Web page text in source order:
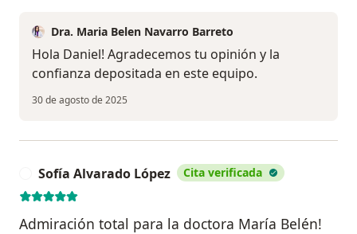
Dra. Maria Belen Navarro Barreto
Hola Daniel! Agradecemos tu opinión y la
confianza depositada en este equipo.
30 de agosto de 2025
Sofía Alvarado López Cita verificada
Admiración total para la doctora María Belén!